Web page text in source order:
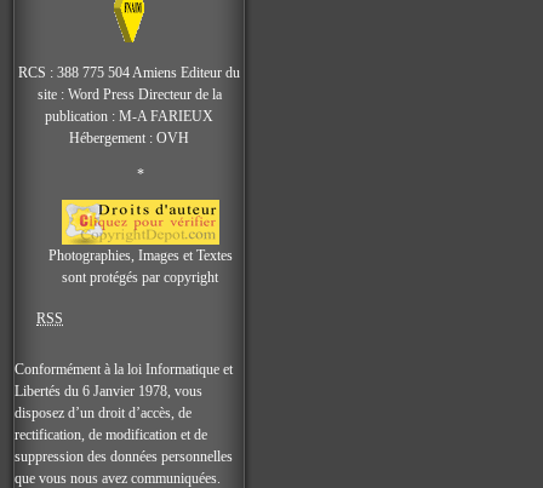
RCS : 388 775 504 Amiens Editeur du
site : Word Press Directeur de la
publication : M-A FARIEUX
Hébergement : OVH
*
Photographies, Images et Textes
sont protégés par copyright
RSS
Conformément à la loi Informatique et
Libertés du 6 Janvier 1978, vous
disposez d’un droit d’accès, de
rectification, de modification et de
suppression des données personnelles
que vous nous avez communiquées.